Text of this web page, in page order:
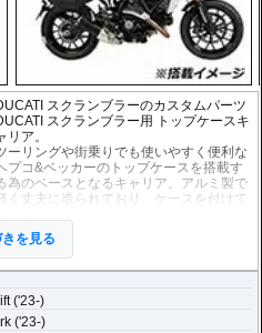
セット価格
￥91,000
￥100,100(税込)
スクランブラーのカスタムパーツ
スクランブラー用 トップケースキ
リア。
ーリングや街乗りでも使いやすく便利な
プコ&ベッカーのトップケースを搭載す
為のベースとなるキャリア。アルミ製で
く丈夫に造られており、ケースを付けて
込むデザインです。
全に取り付けるための位置決めガイド
タイプと固定タイプの2種類をラインナ
選びいただけます。
を見る
('23-)
('23-)